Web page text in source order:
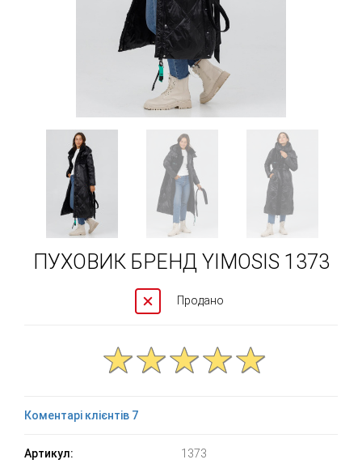
ПУХОВИК БРЕНД YIMOSIS 1373
Продано
Коментарі клієнтів 7
Артикул: 1373